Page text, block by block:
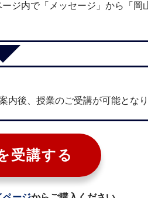
ジ内で「メッセージ」から「岡
内後、授業のご受講が可能となり
受講する